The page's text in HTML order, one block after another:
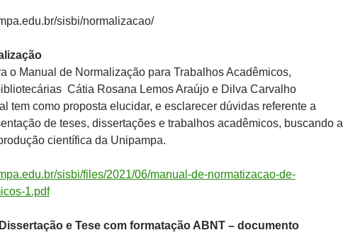
sisbi/normalizacao/
o Manual de Normalização para Trabalhos Acadêmicos,
Cátia Rosana Lemos Araújo e Dilva Carvalho
tem como proposta elucidar, e esclarecer dúvidas referente a
de teses, dissertações e trabalhos acadêmicos, buscando a
científica da Unipampa.
sisbi/files/2021/06/manual-de-normatizacao-de-
1.pdf
e Tese com formatação ABNT – documento